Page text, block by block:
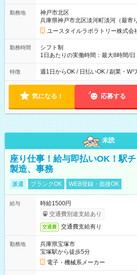
月 ※ 雇用形態と給与に、本採用時と
用形態：本採用時と同じです。 給与
勤務地
神戸市北区
兵庫県神戸市北区淡河町淡河（最寄
ユースタイルラボラトリー株式会
勤務時間
シフト制
1日あたりの実働時間：最大8時間/
00 ※週1日～OK ／ 夜勤専従 ＊＊ 勤務時間例 ＊＊ ■22時か
ら翌7時 ■23時から翌8時 ■24時から翌9時 な
ます。 ※曜日固定（毎週同じ曜日で
特徴 週1日からOK / 日払いOK / 副業・W
気になる！ 応募する
未読
座り仕事！給与即払いOK！駅
製造、事務
派遣 ブランクOK WEB登録・面接OK
給与
時給1500円
交通費別途支給あり
交通費 交通費支給有り
勤務地
兵庫県宝塚市
宝塚駅から徒歩5分
電子・機械系メーカー